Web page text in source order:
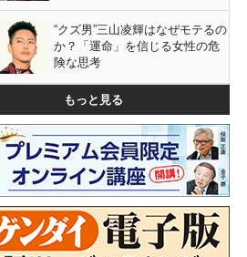
“クズ男”三山凌輝はなぜモテるの
か？「運命」を信じる女性の危
険な思考
もっと見る